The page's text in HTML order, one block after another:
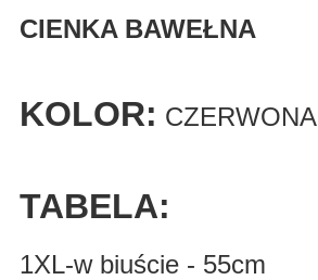
CIENKA BAWEŁNA
KOLOR: CZERWONA
TABELA:
1XL-w biuście - 55cm